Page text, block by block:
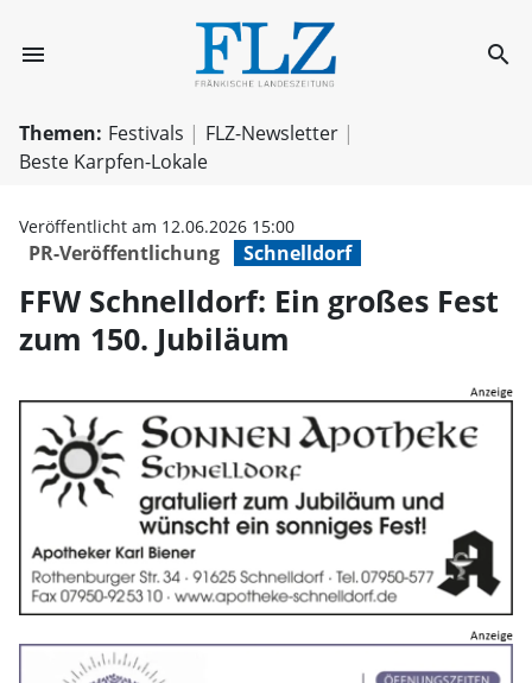
menu FFW search
Themen: Festivals
FLZ-Newsletter
Beste Karpfen-Lokale
PR-Veröffentlichung Schnelldorf
Veröffentlicht am 12.06.2026 15:00
FFW Schnelldorf: Ein großes Fest
zum 150. Jubiläum